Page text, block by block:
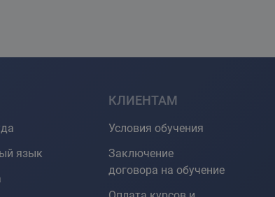
язык
КЛИЕНТАМ
Условия обучения
Заключение
договора на обучение